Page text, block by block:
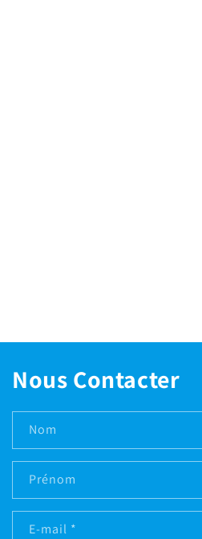
Nous Contacter
Nom
Prénom
E-mail *